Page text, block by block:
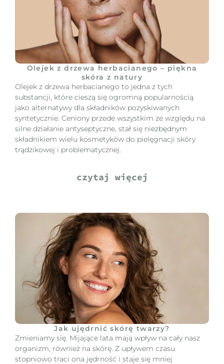
Olejek z drzewa herbacianego – piękna
skóra z natury
Olejek z drzewa herbacianego to jedna z tych
substancji, które cieszą się ogromną popularnością
jako alternatywy dla składników pozyskiwanych
syntetycznie. Ceniony przede wszystkim ze względu na
silne działanie antyseptyczne, stał się niezbędnym
składnikiem wielu kosmetyków do pielęgnacji skóry
trądzikowej i problematycznej.
czytaj więcej
Jak ujędrnić skórę twarzy?
Zmieniamy się. Mijające lata mają wpływ na cały nasz
organizm, również na skórę. Z upływem czasu
stopniowo traci ona jędrność i staje się mniej